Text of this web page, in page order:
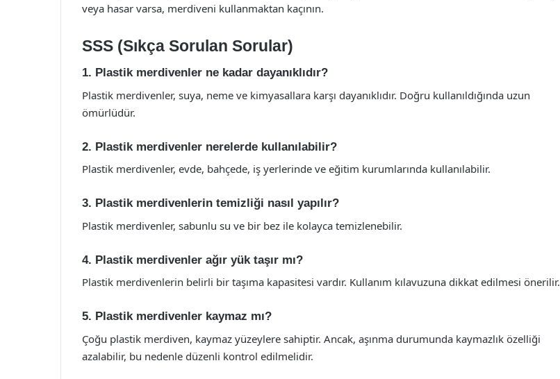
veya hasar varsa, merdiveni kullanmaktan kaçının.
SSS (Sıkça Sorulan Sorular)
1. Plastik merdivenler ne kadar dayanıklıdır?
Plastik merdivenler, suya, neme ve kimyasallara karşı dayanıklıdır. Doğru kullanıldığında uzun
ömürlüdür.
2. Plastik merdivenler nerelerde kullanılabilir?
Plastik merdivenler, evde, bahçede, iş yerlerinde ve eğitim kurumlarında kullanılabilir.
3. Plastik merdivenlerin temizliği nasıl yapılır?
Plastik merdivenler, sabunlu su ve bir bez ile kolayca temizlenebilir.
4. Plastik merdivenler ağır yük taşır mı?
Plastik merdivenlerin belirli bir taşıma kapasitesi vardır. Kullanım kılavuzuna dikkat edilmesi önerilir.
5. Plastik merdivenler kaymaz mı?
Çoğu plastik merdiven, kaymaz yüzeylere sahiptir. Ancak, aşınma durumunda kaymazlık özelliği
azalabilir, bu nedenle düzenli kontrol edilmelidir.